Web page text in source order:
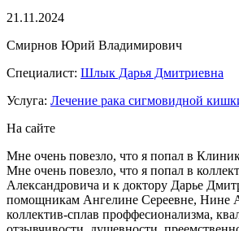
21.11.2024
Смирнов Юрий Владимирович
Специалист: Шлык Дарья Дмитриевна
Услуга: Лечение рака сигмовидной
На сайте
Мне очень повезло, что я попал в
Мне очень повезло, что я попал в
Александровича и к доктору Дарье
помощникам Ангелине Сереевне, Нине
коллектив-сплав проффесионализма,